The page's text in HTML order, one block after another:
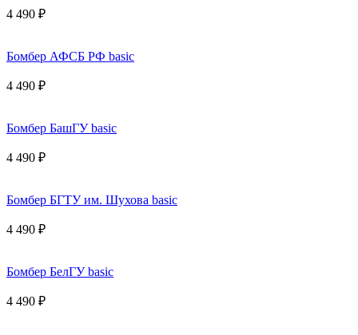
4 490 ₽
Бомбер АФСБ РФ basic
4 490 ₽
Бомбер БашГУ basic
4 490 ₽
Бомбер БГТУ им. Шухова basic
4 490 ₽
Бомбер БелГУ basic
4 490 ₽